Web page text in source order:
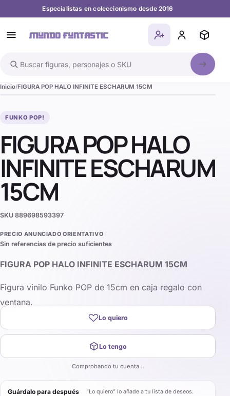
Especialistas en coleccionismo desde 2016
Buscar en el catálogo
Inicio FIGURA POP HALO INFINITE ESCHARUM 15CM
FUNKO POP!
FIGURA POP HALO
INFINITE ESCHARUM
15CM
SKU 889698593397
PRECIO ANUNCIADO ORIENTATIVO
Sin referencias de precio suficientes
FIGURA POP HALO INFINITE ESCHARUM 15CM
Figura vinilo Funko POP de 15cm en caja regalo con
ventana.
Lo quiero
Lo tengo
Comprobando tu cuenta…
Guárdalo para después “Lo quiero” lo añade a tu lista de deseos.